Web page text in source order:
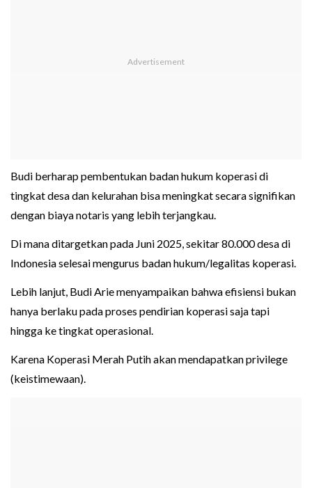
Budi berharap pembentukan badan hukum koperasi di
tingkat desa dan kelurahan bisa meningkat secara signifikan
dengan biaya notaris yang lebih terjangkau.
Di mana ditargetkan pada Juni 2025, sekitar 80.000 desa di
Indonesia selesai mengurus badan hukum/legalitas koperasi.
Lebih lanjut, Budi Arie menyampaikan bahwa efisiensi bukan
hanya berlaku pada proses pendirian koperasi saja tapi
hingga ke tingkat operasional.
Karena Koperasi Merah Putih akan mendapatkan privilege
(keistimewaan).